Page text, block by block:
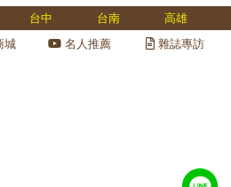
庫保養、金庫變號、全台服務 40
台中 台南
高雄
城 名人推薦 雜誌專訪